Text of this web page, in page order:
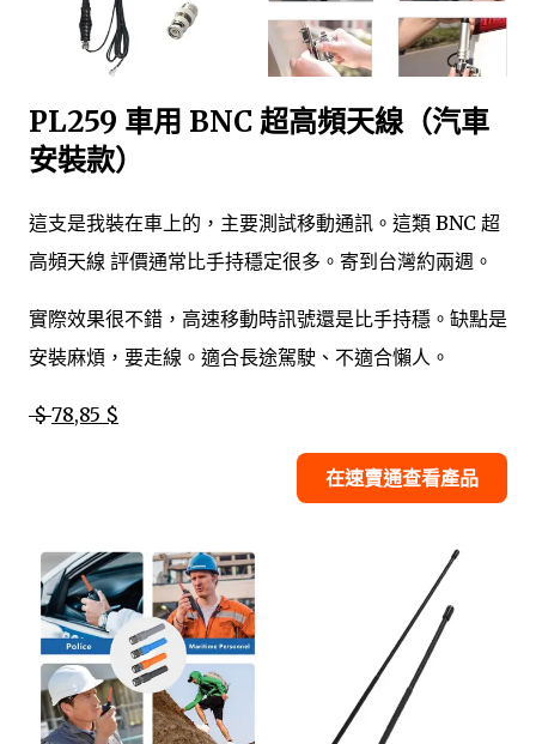
PL259 車用 BNC 超高頻天線（汽車
安裝款）
這支是我裝在車上的，主要測試移動通訊。這類 BNC 超
高頻天線 評價通常比手持穩定很多。寄到台灣約兩週。
實際效果很不錯，高速移動時訊號還是比手持穩。缺點是
安裝麻煩，要走線。適合長途駕駛、不適合懶人。
$ 78,85 $
在速賣通查看產品